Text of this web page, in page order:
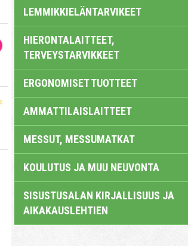
LEMMIKKIELÄNTARVIKEET
HIERONTALAITTEET,
TERVEYSTARVIKKEET
ERGONOMISET TUOTTEET
AMMATTILAISLAITTEET
MESSUT, MESSUMATKAT
KOULUTUS JA MUU NEUVONTA
SISUSTUSALAN KIRJALLISUUS JA
AIKAKAUSLEHTIEN